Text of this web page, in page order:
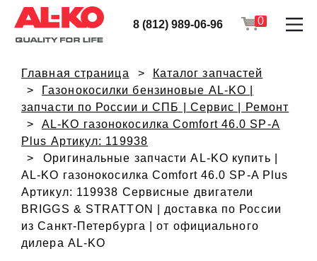
8 (812) 989-06-96 0
Главная страница
Каталог запчастей
Газонокосилки бензиновые AL-KO |
запчасти по России и СПБ | Сервис | Ремонт
AL-KO газонокосилка Comfort 46.0 SP-A
Plus Артикул: 119938
Оригинальные запчасти AL-KO купить |
AL-KO газонокосилка Comfort 46.0 SP-A Plus
Артикул: 119938 Сервисные двигатели
BRIGGS & STRATTON | доставка по России
из Санкт-Петербурга | от официального
дилера AL-KO